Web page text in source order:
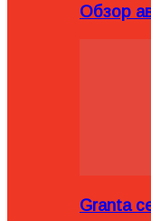
Обзор
Granta